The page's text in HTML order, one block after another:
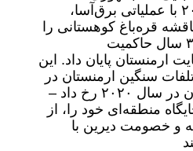
آذربایجان در سال ۲۰۲۳ با عملیاتی برق‌آسا،
قره‌باغ کوهستانی را
به‌دست گرفت و به ۳۰ سال حاکمیت
ارمنستان پایان داد. این
سنگین ارمنستان در
جنگ پیشین با آذربایجان در سال ۲۰۲۰ رخ داد –
منطقه‌ای خود را، از
و خصومت دیرین با